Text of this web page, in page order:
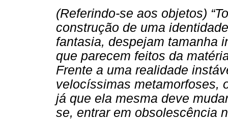
(Referindo-se aos objetos)
construção de uma
fantasia, despejam tamanha
que parecem feitos da
Frente a uma realidade
velocíssimas metamorfoses,
já que ela mesma deve
se, entrar em obsolescência